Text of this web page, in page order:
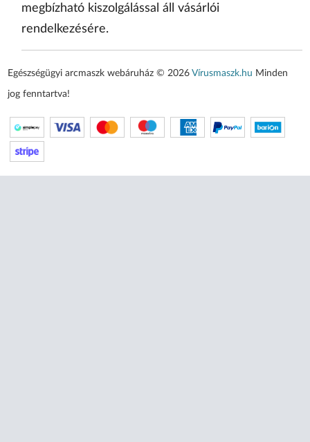
megbízható kiszolgálással áll vásárlói
rendelkezésére.
Egészségügyi arcmaszk webáruház © 2026Vírusmaszk.hu Minden
jog fenntartva!